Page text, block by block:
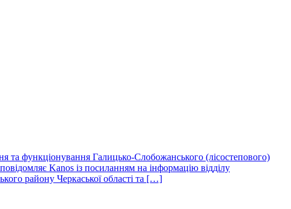
та функціонування Галицько-Слобожанського (лісостепового)
Kanos із посиланням на інформацію відділу
району Черкаської області та […]